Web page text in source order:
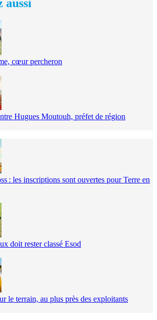
aussi
cœur percheron
Hugues Moutouh, préfet de région
: les inscriptions sont ouvertes pour Terre en
doit rester classé Esod
le terrain, au plus près des exploitants